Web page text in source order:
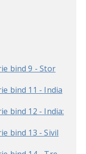
bind 9 - Stor
bind 11 - India
bind 12 - India:
bind 13 - Sivil